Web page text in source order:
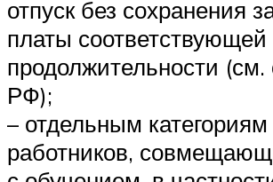
отпуск без сохранения
платы соответствующей
продолжительности
РФ);
– отдельным категориям
работников,